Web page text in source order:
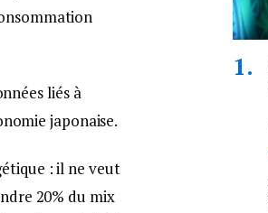
liés à
japonaise.
: il ne veut
20% du mix